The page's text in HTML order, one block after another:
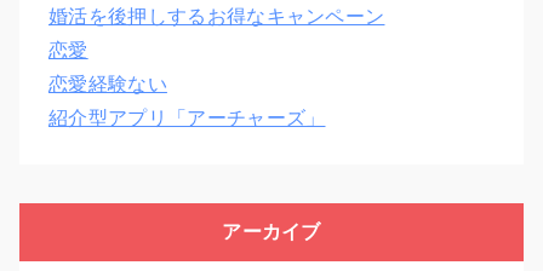
婚活を後押しするお得なキャンペーン
恋愛
恋愛経験ない
紹介型アプリ「アーチャーズ」
アーカイブ